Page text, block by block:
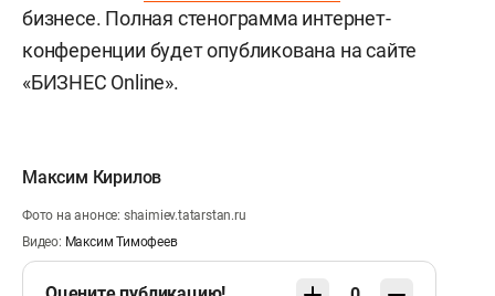
бизнесе. Полная стенограмма интернет-
конференции будет опубликована на сайте
«БИЗНЕС Online».
Максим Кирилов
Фото на анонсе: shaimiev.tatarstan.ru
Видео: Максим Тимофеев